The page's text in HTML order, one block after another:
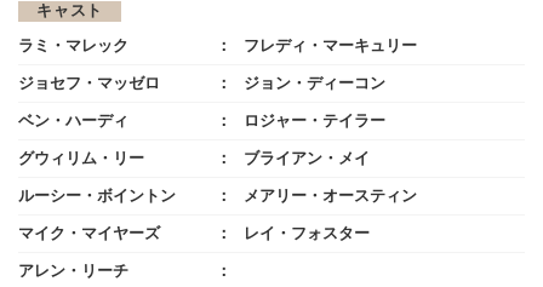
キャスト
ラミ・マレック フレディ・マーキュリー
ジョセフ・マッゼロ ジョン・ディーコン
ベン・ハーディ ロジャー・テイラー
グウィリム・リー ブライアン・メイ
ルーシー・ボイントン メアリー・オースティン
マイク・マイヤーズ レイ・フォスター
アレン・リーチ